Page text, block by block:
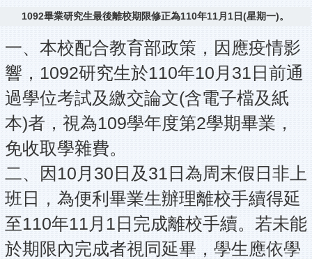
1092畢業研究生最後離校期限修正為110年11月1日(星期一)。
一、本校配合教育部政策，因應疫情影
響，1092研究生於110年10月31日前通
過學位考試及繳交論文(含電子檔及紙
本)者，視為109學年度第2學期畢業，
免收取學雜費。
二、因10月30日及31日為周末假日非上
班日，為便利畢業生辦理離校手續得延
至110年11月1日完成離校手續。若未能
於期限內完成者視同延畢，學生應依學